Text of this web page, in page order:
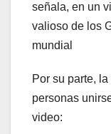
señala, en un
valioso de los
mundial
Por su parte,
personas
video: